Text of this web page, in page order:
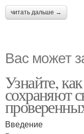
читать дальше →
Вас может
Узнайте,
сохраняют
Введение